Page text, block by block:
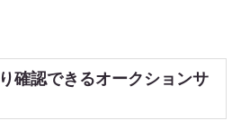
確認できるオークションサ